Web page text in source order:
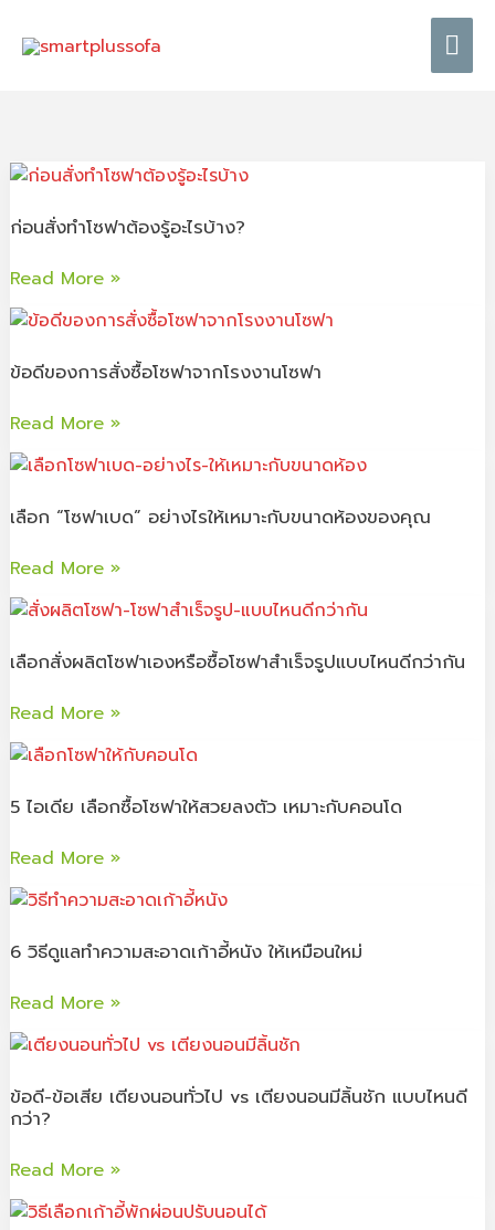
ก่อนสั่งทำโซฟาต้องรู้อะไรบ้าง?
ก่อน
ทำ
ต้อง
รู้
บ้าง?
Read More »
ข้อดีของการสั่งซื้อโซฟาจากโรงงานโซฟา​
ข้อดี
การ
ซื้อ
โซฟา
โรงงาน
Read More »
เลือก “โซฟาเบด” อย่างไรให้เหมาะกับขนาดห้องของคุณ
เลือก
เบด”
ให้
เหมาะ
ขนาด
ของ
คุณ
Read More »
เลือกสั่งผลิตโซฟาเองหรือซื้อโซฟาสำเร็จรูปแบบไหนดีกว่ากัน
เลือก
ผลิต
เอง
หรือ
โซฟา
แบบ
ไหน
ดี
กว่า
Read More »
5 ไอเดีย เลือกซื้อโซฟาให้สวยลงตัว เหมาะกับคอนโด
5
เดีย
ซื้อ
โซฟา
สวย
เหมาะ
กับ
คอน
โด
Read More »
6 วิธีดูแลทําความสะอาดเก้าอี้หนัง ให้เหมือนใหม่
6
ดู
ความ
สะอาด
หนัง
ให้
ใหม่
Read More »
ข้อดี-ข้อเสีย เตียงนอนทั่วไป vs เตียงนอนมีลิ้นชัก แบบไหนดี
กว่า?
ข้อดี-
เสีย
เตียง
ทั่วไป
vs
Read More »
6